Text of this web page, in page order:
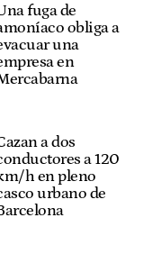
fuga de
obliga a
una
en
a dos
a 120
h en pleno
urbano de